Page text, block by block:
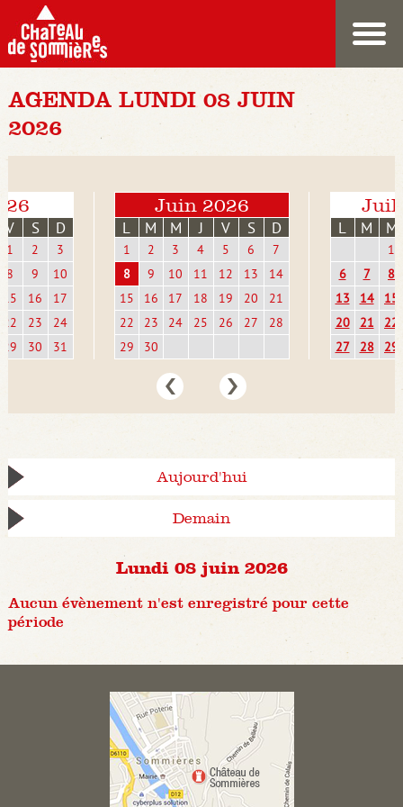
AGENDA LUNDI 08 JUIN
2026
V S D
1 2
3
8
9
10
15
16
17
22
23
24
29
30 31
Juin 2026
L M M J V S D
1 2 3 4 5 6
7
8
9 10 11 12 13
14
15
16 17 18 19 20
21
22
23 24 25 26 27
28
29
30
L M M
1
6
7
8
13
14
15
20
21
22
27
28 29
Aujourd'hui
Demain
Lundi 08 juin 2026
Aucun évènement n'est enregistré pour cette
période